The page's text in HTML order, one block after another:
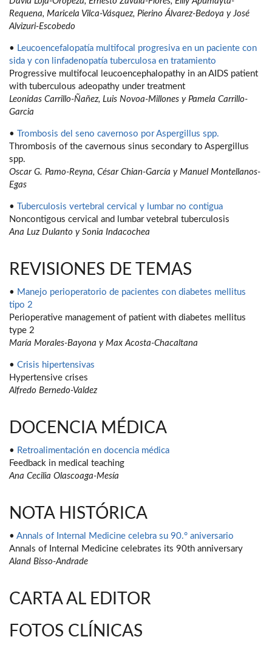
Requena, Maricela Vilca-Vásquez, Pierino Álvarez-Bedoya y José
Alvizuri-Escobedo
• Leucoencefalopatía multifocal progresiva en un paciente con
sida y con linfadenopatía tuberculosa en tratamiento
Progressive multifocal leucoencephalopathy in an AIDS patient
with tuberculous adeopathy under treatment
Leonidas Carrillo-Ñañez, Luis Novoa-Millones y Pamela Carrillo-
Garcia
•
Trombosis del seno cavernoso por Aspergillus spp.
Thrombosis of the cavernous sinus secondary to Aspergillus
spp.
Oscar G. Pamo-Reyna, César Chian-García y Manuel Montellanos-
Egas
•
Tuberculosis vertebral cervical y lumbar no contigua
Noncontigous cervical and lumbar vetebral tuberculosis
Ana Luz Dulanto y Sonia Indacochea
REVISIONES DE TEMAS
• Manejo perioperatorio de pacientes con diabetes mellitus
tipo 2
Perioperative management of patient with diabetes mellitus
type 2
María Morales-Bayona y Max Acosta-Chacaltana
• Crisis hipertensivas
Hypertensive crises
Alfredo Bernedo-Valdez
DOCENCIA MÉDICA
• Retroalimentación en docencia médica
Feedback in medical teaching
Ana Cecilia Olascoaga-Mesía
NOTA HISTÓRICA
• Annals of Internal Medicine celebra su 90.° aniversario
Annals of Internal Medicine celebrates its 90th anniversary
Aland Bisso-Andrade
CARTA AL EDITOR
FOTOS CLÍNICAS